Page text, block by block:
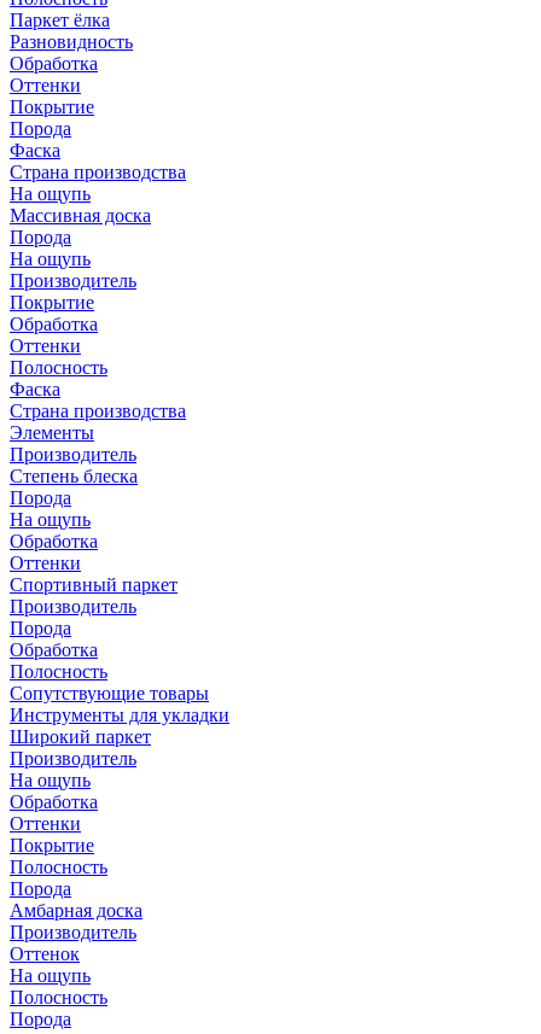
Паркет ёлка
Разновидность
Обработка
Оттенки
Покрытие
Порода
Фаска
Страна производства
На ощупь
Массивная доска
Порода
На ощупь
Производитель
Покрытие
Обработка
Оттенки
Полосность
Фаска
Страна производства
Элементы
Производитель
Степень блеска
Порода
На ощупь
Обработка
Оттенки
Спортивный паркет
Производитель
Порода
Обработка
Полосность
Сопутствующие товары
Инструменты для укладки
Широкий паркет
Производитель
На ощупь
Обработка
Оттенки
Покрытие
Полосность
Порода
Амбарная доска
Производитель
Оттенок
На ощупь
Полосность
Порода